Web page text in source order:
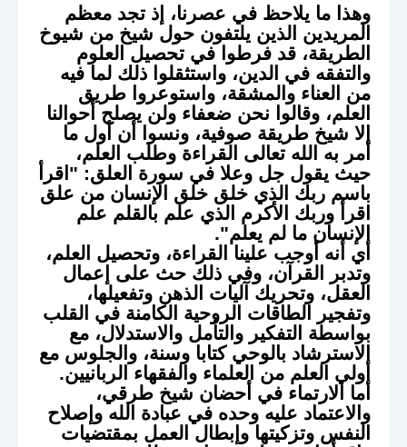
وهذا ما يلاحظ في عصرنا، إذ تجد معظم
المريدين الذين يلتفون حول شيخ من شيوخ
الطريقة، قد فرطوا في تحصيل العلوم
والتفقه في الدين، واستثقلوا ذلك لما فيه
من العناء والمشقة، واستوعروا طريق
العلم، وقالوا نحن ضعفاء ولن يصلح أحوالنا
إلا شيخ طريقة صوفية، ونسوا أن أول ما
أمر به الله تعالى القراءة وطلب العلم،
حيث يقول جل وعلا في سورة العلق: "اقرأ
باسم ربك الذي خلق خلق الإنسان من علق
اقرأ وربك الأكرم الذي علم بالقلم علم
الإنسان ما لم يعلم".
أي أنه أوجب علينا القراءة، وتحصيل العلم،
وتدبر القرآن، وفي ذلك حث على إعمال
العقل، وتحريك آليات الذهن وتفعيلها،
وتفجير الطاقات الروحية الكامنة في القلب
بواسطة التفكير والتأمل والاستدلال، مع
الاسترشاد بالوحي كتابا وسنة، والجلوس مع
أولي العلم من العلماء والفقهاء الربانيين.
أما الارتماء في أحضان شيخ طرقي،
والاعتماد عليه وحده في عبادة الله وإصلاح
النفس وتزكيتها وإبطال العمل بمقتضيات